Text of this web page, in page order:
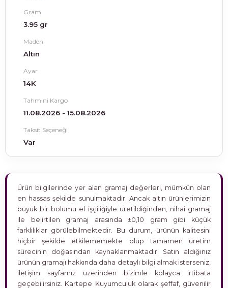
Gram
3.95 gr
Maden
Altın
Ayar
14K
Tahmini Kargo
11.08.2026 - 15.08.2026
Taksit Seçeneği
Var
Ürün bilgilerinde yer alan gramaj değerleri, mümkün olan
en hassas şekilde sunulmaktadır. Ancak altın ürünlerimizin
büyük bir bölümü el işçiliğiyle üretildiğinden, nihai gramaj
ile belirtilen gramaj arasında ±0,10 gram gibi küçük
farklılıklar görülebilmektedir. Bu durum, ürünün kalitesini
hiçbir şekilde etkilememekte olup tamamen üretim
sürecinin doğasından kaynaklanmaktadır. Satın aldığınız
ürünün gramajı hakkında daha detaylı bilgi almak isterseniz,
iletişim sayfamız üzerinden bizimle kolayca irtibata
geçebilirsiniz. Kartepe Kuyumculuk olarak şeffaf, güvenilir